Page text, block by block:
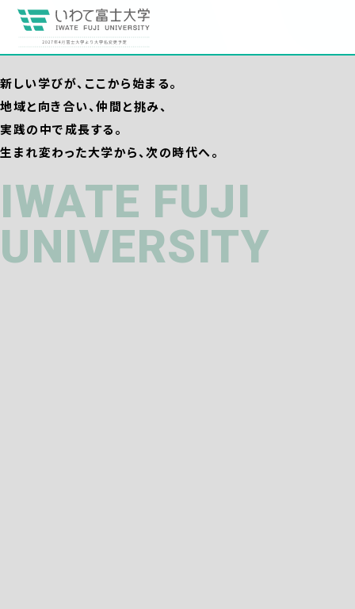
新しい学びが、ここから始まる。
地域と向き合い、仲間と挑み、
実践の中で成長する。
生まれ変わった大学から、次の時代へ。
IWATE FUJI
UNIVERSITY